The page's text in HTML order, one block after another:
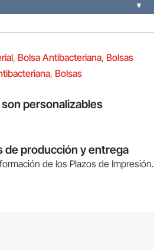
▼
, Bolsa Antibacteriana, Bolsas
, Bolsas
personalizables
de producción y entrega
de los Plazos de Impresión.